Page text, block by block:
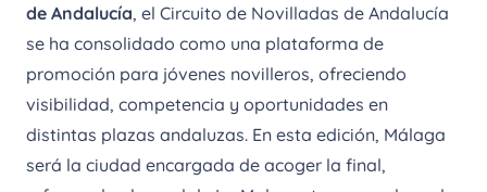
de Andalucía, el Circuito de Novilladas de Andalucía
se ha consolidado como una plataforma de
promoción para jóvenes novilleros, ofreciendo
visibilidad, competencia y oportunidades en
distintas plazas andaluzas. En esta edición, Málaga
será la ciudad encargada de acoger la final,